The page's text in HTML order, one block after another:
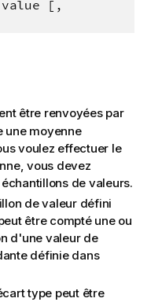
[,
être renvoyées par
une moyenne
voulez effectuer le
vous devez
de valeurs.
de valeur défini
être compté une ou
d'une valeur de
définie dans
type peut être